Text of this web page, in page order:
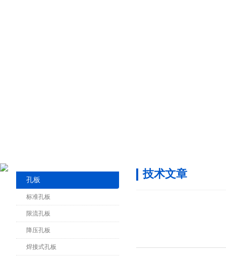
孔板
标准孔板
限流孔板
降压孔板
焊接式孔板
技术文章